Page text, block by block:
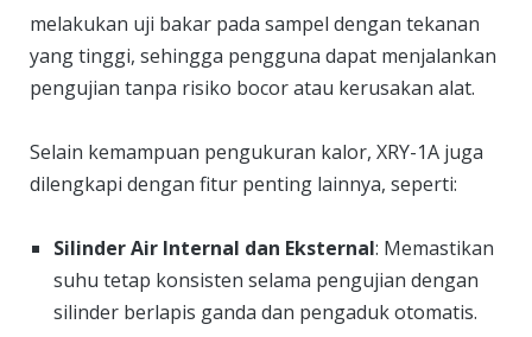
melakukan uji bakar pada sampel dengan tekanan
yang tinggi, sehingga pengguna dapat menjalankan
pengujian tanpa risiko bocor atau kerusakan alat.
Selain kemampuan pengukuran kalor, XRY-1A juga
dilengkapi dengan fitur penting lainnya, seperti:
Silinder Air Internal dan Eksternal: Memastikan
suhu tetap konsisten selama pengujian dengan
silinder berlapis ganda dan pengaduk otomatis.